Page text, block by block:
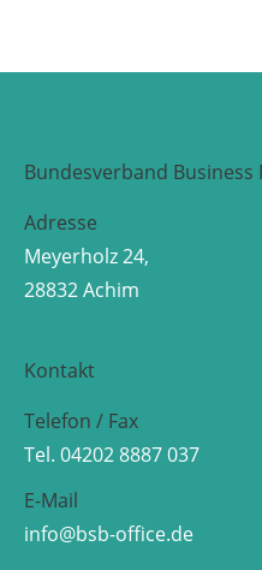
Bundesverband Business
Adresse
Meyerholz 24,
28832 Achim
Kontakt
Telefon / Fax
Tel. 04202 8887 037
E-Mail
info@bsb-office.de